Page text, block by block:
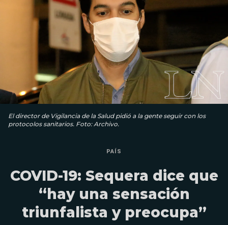
El director de Vigilancia de la Salud pidió a la gente seguir con los
protocolos sanitarios. Foto: Archivo.
PAÍS
COVID-19: Sequera dice que
“hay una sensación
triunfalista y preocupa”